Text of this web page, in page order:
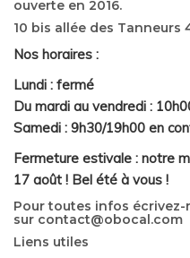
ouverte en 2016.
10 bis allée des Tanneurs
Nos horaires :
Lundi : fermé
Du mardi au vendredi :
Samedi : 9h30/19h00 en
Fermeture estivale : notre
17 août ! Bel été à vous !
Pour toutes infos écrivez-
sur contact@obocal.com
Liens utiles